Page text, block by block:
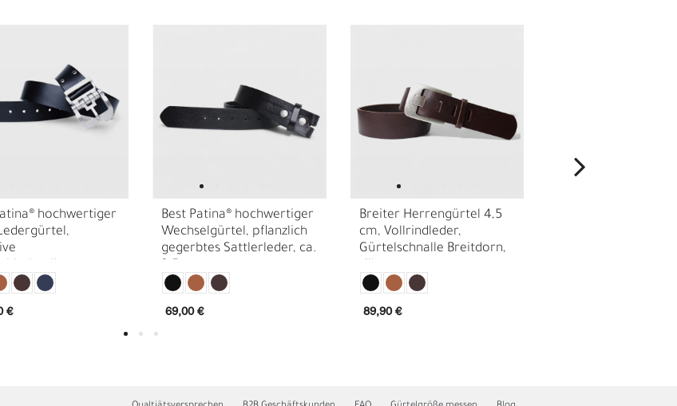
hochwertiger
€
Best Patina® hochwertiger
Wechselgürtel, pflanzlich
gegerbtes Sattlerleder, ca.
69,00 €
Breiter Herrengürtel 4,5
cm, Vollrindleder,
Gürtelschnalle Breitdorn,
89,90 €